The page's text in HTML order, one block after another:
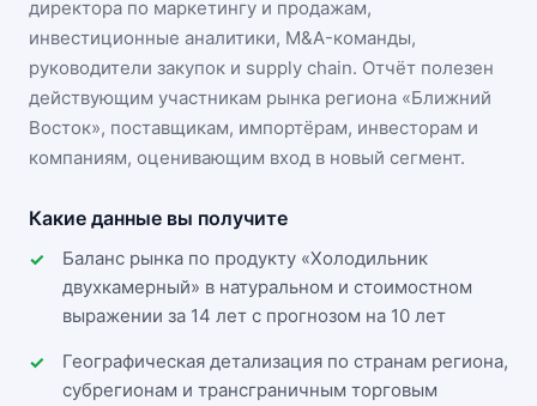
директора по маркетингу и продажам,
инвестиционные аналитики, M&A-команды,
руководители закупок и supply chain. Отчёт полезен
действующим участникам рынка региона «Ближний
Восток», поставщикам, импортёрам, инвесторам и
компаниям, оценивающим вход в новый сегмент.
Какие данные вы получите
Баланс рынка по продукту «Холодильник
двухкамерный» в натуральном и стоимостном
выражении за 14 лет с прогнозом на 10 лет
Географическая детализация по странам региона,
субрегионам и трансграничным торговым